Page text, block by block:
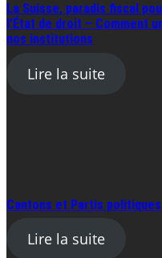
La Suisse, paradis fiscal
l’État de droit – Comment
nos institutions
Lire la suite
Cantons et Partis politiques
Lire la suite